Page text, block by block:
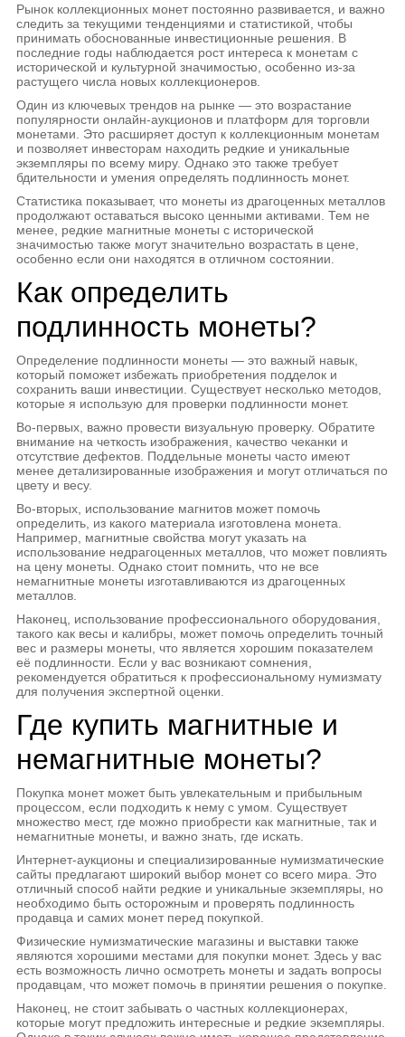
Рынок коллекционных монет постоянно развивается, и важно
следить за текущими тенденциями и статистикой, чтобы
принимать обоснованные инвестиционные решения. В
последние годы наблюдается рост интереса к монетам с
исторической и культурной значимостью, особенно из-за
растущего числа новых коллекционеров.
Один из ключевых трендов на рынке — это возрастание
популярности онлайн-аукционов и платформ для торговли
монетами. Это расширяет доступ к коллекционным монетам
и позволяет инвесторам находить редкие и уникальные
экземпляры по всему миру. Однако это также требует
бдительности и умения определять подлинность монет.
Статистика показывает, что монеты из драгоценных металлов
продолжают оставаться высоко ценными активами. Тем не
менее, редкие магнитные монеты с исторической
значимостью также могут значительно возрастать в цене,
особенно если они находятся в отличном состоянии.
Как определить
подлинность монеты?
Определение подлинности монеты — это важный навык,
который поможет избежать приобретения подделок и
сохранить ваши инвестиции. Существует несколько методов,
которые я использую для проверки подлинности монет.
Во-первых, важно провести визуальную проверку. Обратите
внимание на четкость изображения, качество чеканки и
отсутствие дефектов. Поддельные монеты часто имеют
менее детализированные изображения и могут отличаться по
цвету и весу.
Во-вторых, использование магнитов может помочь
определить, из какого материала изготовлена монета.
Например, магнитные свойства могут указать на
использование недрагоценных металлов, что может повлиять
на цену монеты. Однако стоит помнить, что не все
немагнитные монеты изготавливаются из драгоценных
металлов.
Наконец, использование профессионального оборудования,
такого как весы и калибры, может помочь определить точный
вес и размеры монеты, что является хорошим показателем
её подлинности. Если у вас возникают сомнения,
рекомендуется обратиться к профессиональному нумизмату
для получения экспертной оценки.
Где купить магнитные и
немагнитные монеты?
Покупка монет может быть увлекательным и прибыльным
процессом, если подходить к нему с умом. Существует
множество мест, где можно приобрести как магнитные, так и
немагнитные монеты, и важно знать, где искать.
Интернет-аукционы и специализированные нумизматические
сайты предлагают широкий выбор монет со всего мира. Это
отличный способ найти редкие и уникальные экземпляры, но
необходимо быть осторожным и проверять подлинность
продавца и самих монет перед покупкой.
Физические нумизматические магазины и выставки также
являются хорошими местами для покупки монет. Здесь у вас
есть возможность лично осмотреть монеты и задать вопросы
продавцам, что может помочь в принятии решения о покупке.
Наконец, не стоит забывать о частных коллекционерах,
которые могут предложить интересные и редкие экземпляры.